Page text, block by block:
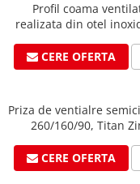
Profil coama
realizata din otel
CERE OFERTA
Priza de ventialre
260/160/90, Titan
CERE OFERTA